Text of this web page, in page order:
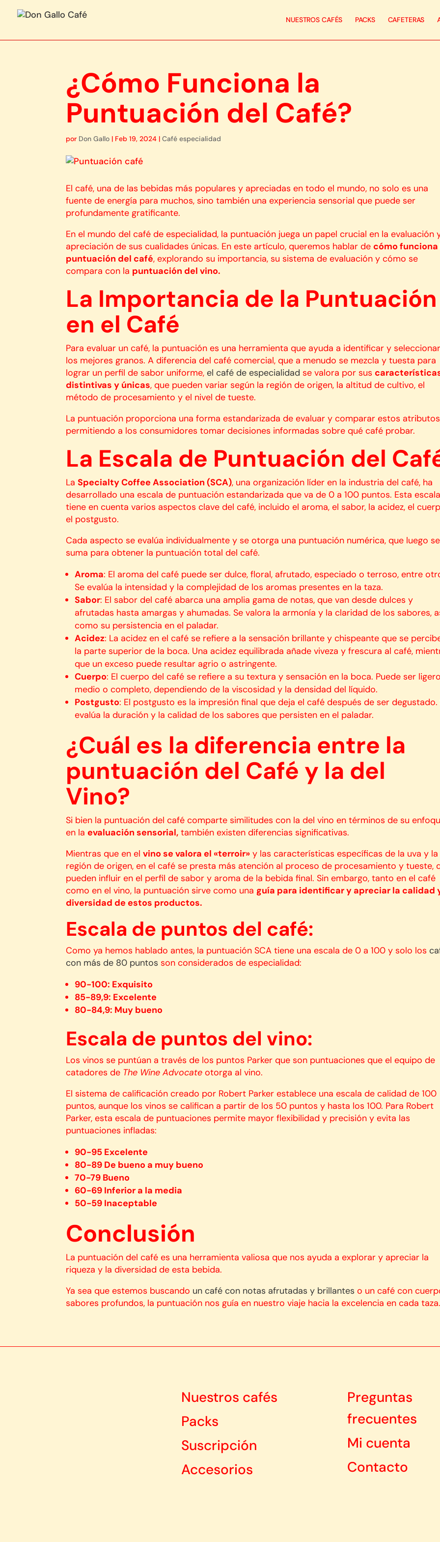
NUESTROS CAFÉS PACKS CAFETERAS
¿Cómo Funciona la
Puntuación del Café?
por Don Gallo | Feb 19, 2024 |Café especialidad
El café, una de las bebidas más populares y apreciadas en todo el mundo, no solo es una
fuente de energía para muchos, sino también una experiencia sensorial que puede ser
profundamente gratificante.
En el mundo del café de especialidad, la puntuación juega un papel crucial en la evaluación
apreciación de sus cualidades únicas. En este artículo, queremos hablar de cómo funciona
puntuación del café, explorando su importancia, su sistema de evaluación y cómo se
compara con la puntuación del vino.
La Importancia de la Puntuación
en el Café
Para evaluar un café, la puntuación es una herramienta que ayuda a identificar y seleccionar
los mejores granos. A diferencia del café comercial, que a menudo se mezcla y tuesta para
lograr un perfil de sabor uniforme, el café de especialidad se valora por sus
distintivas y únicas, que pueden variar según la región de origen, la altitud de cultivo, el
método de procesamiento y el nivel de tueste.
La puntuación proporciona una forma estandarizada de evaluar y comparar estos
permitiendo a los consumidores tomar decisiones informadas sobre qué café probar.
La Escala de Puntuación del
LaSpecialty Coffee Association (SCA), una organización líder en la industria del café, ha
desarrollado una escala de puntuación estandarizada que va de 0 a 100 puntos. Esta escala
tiene en cuenta varios aspectos clave del café, incluido el aroma, el sabor, la acidez, el
el postgusto.
Cada aspecto se evalúa individualmente y se otorga una puntuación numérica, que luego se
suma para obtener la puntuación total del café.
Aroma: El aroma del café puede ser dulce, floral, afrutado, especiado o terroso, entre
Se evalúa la intensidad y la complejidad de los aromas presentes en la taza.
Sabor: El sabor del café abarca una amplia gama de notas, que van desde dulces y
afrutadas hasta amargas y ahumadas. Se valora la armonía y la claridad de los sabores,
como su persistencia en el paladar.
Acidez: La acidez en el café se refiere a la sensación brillante y chispeante que se
la parte superior de la boca. Una acidez equilibrada añade viveza y frescura al café,
que un exceso puede resultar agrio o astringente.
Cuerpo: El cuerpo del café se refiere a su textura y sensación en la boca. Puede ser
medio o completo, dependiendo de la viscosidad y la densidad del líquido.
Postgusto: El postgusto es la impresión final que deja el café después de ser degustado.
evalúa la duración y la calidad de los sabores que persisten en el paladar.
¿Cuál es la diferencia entre la
puntuación del Café y la del
Vino?
Si bien la puntuación del café comparte similitudes con la del vino en términos de su
en la evaluación sensorial, también existen diferencias significativas.
Mientras que en elvino se valora el «terroir» y las características específicas de la uva y la
región de origen, en el café se presta más atención al proceso de procesamiento y tueste,
pueden influir en el perfil de sabor y aroma de la bebida final. Sin embargo, tanto en el café
como en el vino, la puntuación sirve como una guía para identificar y apreciar la calidad
diversidad de estos productos.
Escala de puntos del café:
Como ya hemos hablado antes, la puntuación SCA tiene una escala de 0 a 100 y solo los
con más de 80 puntos son considerados de especialidad:
90-100: Exquisito
85-89,9: Excelente
80-84,9: Muy bueno
Escala de puntos del vino:
Los vinos se puntúan a través de los puntos Parker que son puntuaciones que el equipo de
catadores de The Wine Advocate otorga al vino.
El sistema de calificación creado por Robert Parker establece una escala de calidad de 100
puntos, aunque los vinos se califican a partir de los 50 puntos y hasta los 100. Para Robert
Parker, esta escala de puntuaciones permite mayor flexibilidad y precisión y evita las
puntuaciones infladas:
90-95 Excelente
80-89 De bueno a muy bueno
70-79 Bueno
60-69 Inferior a la media
50-59 Inaceptable
Conclusión
La puntuación del café es una herramienta valiosa que nos ayuda a explorar y apreciar la
riqueza y la diversidad de esta bebida.
Ya sea que estemos buscando un café con notas afrutadas y brillantes o un café con
sabores profundos, la puntuación nos guía en nuestro viaje hacia la excelencia en cada taza.
Nuestros cafés
Packs
Suscripción
Accesorios
Preguntas
frecuentes
Mi cuenta
Contacto